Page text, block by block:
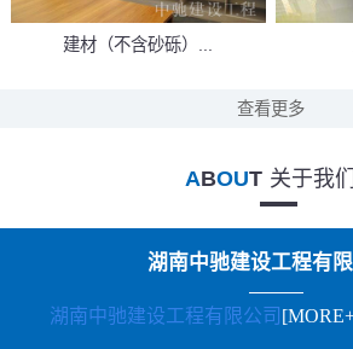
建材（不含砂砾）...
查看更多
ABOUT 关于我们
湖南中驰建设工程有
湖南中驰建设工程有限公司